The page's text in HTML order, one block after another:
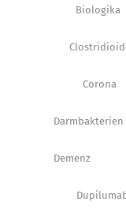
Biologika
Corona
Darmbakterien
Demenz